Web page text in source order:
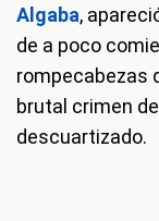
Algaba,
de a poco
rompecabezas
brutal crimen
descuartizado.